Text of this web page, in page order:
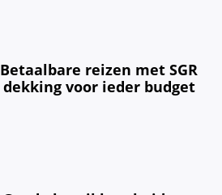
Betaalbare reizen met SGR
dekking voor ieder budget